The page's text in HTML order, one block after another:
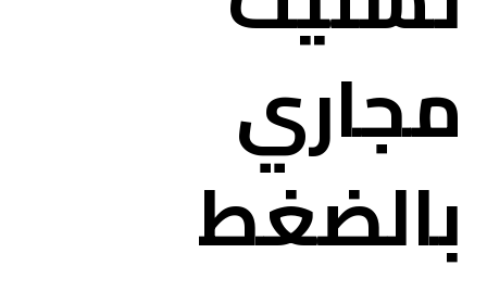
مجاري
بالضغط